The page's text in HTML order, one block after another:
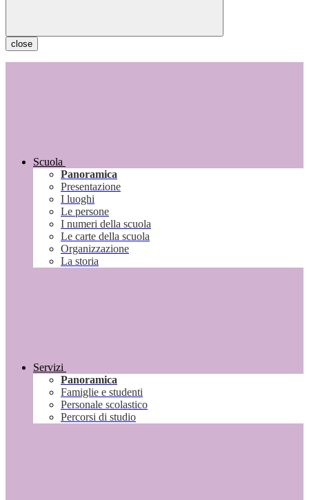
close
Scuola
Panoramica
Presentazione
I luoghi
Le persone
I numeri della scuola
Le carte della scuola
Organizzazione
La storia
Servizi
Panoramica
Famiglie e studenti
Personale scolastico
Percorsi di studio